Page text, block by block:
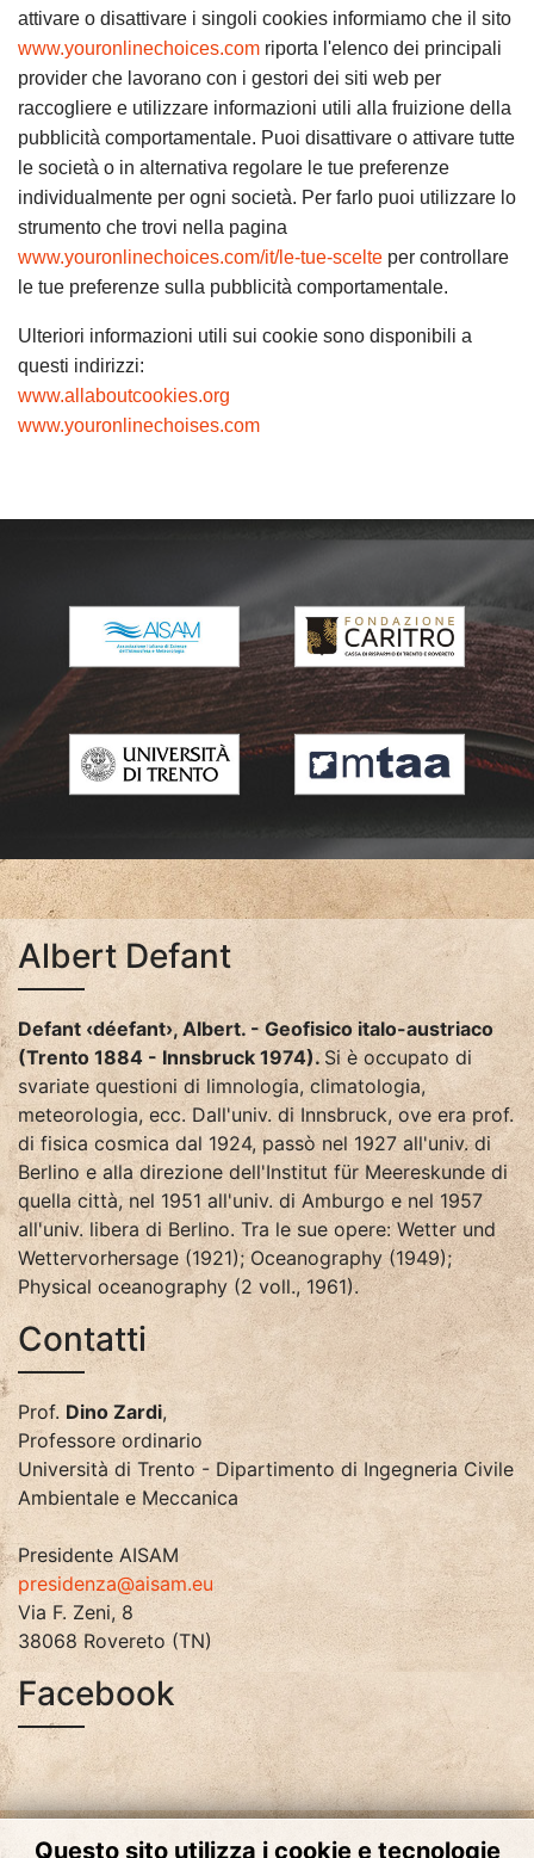
attivare o disattivare i singoli cookies informiamo che il sito
www.youronlinechoices.com riporta l'elenco dei principali
provider che lavorano con i gestori dei siti web per
raccogliere e utilizzare informazioni utili alla fruizione della
pubblicità comportamentale. Puoi disattivare o attivare tutte
le società o in alternativa regolare le tue preferenze
individualmente per ogni società. Per farlo puoi utilizzare lo
strumento che trovi nella pagina
www.youronlinechoices.com/it/le-tue-scelte per controllare
le tue preferenze sulla pubblicità comportamentale.
Ulteriori informazioni utili sui cookie sono disponibili a
questi indirizzi:
www.allaboutcookies.org
www.youronlinechoises.com
Albert Defant
Defant ‹déefant›, Albert. - Geofisico italo-austriaco
(Trento 1884 - Innsbruck 1974).Si è occupato di
svariate questioni di limnologia, climatologia,
meteorologia, ecc. Dall'univ. di Innsbruck, ove era prof.
di fisica cosmica dal 1924, passò nel 1927 all'univ. di
Berlino e alla direzione dell'Institut für Meereskunde di
quella città, nel 1951 all'univ. di Amburgo e nel 1957
all'univ. libera di Berlino. Tra le sue opere: Wetter und
Wettervorhersage (1921); Oceanography (1949);
Physical oceanography (2 voll., 1961).
Contatti
Prof. Dino Zardi,
Professore ordinario
Università di Trento - Dipartimento di Ingegneria Civile
Ambientale e Meccanica
Presidente AISAM
presidenza@aisam.eu
Via F. Zeni, 8
38068 Rovereto (TN)
Facebook
Questo sito utilizza i cookie e tecnologie